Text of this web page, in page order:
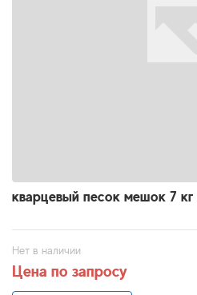
кварцевый песок мешок 7
Нет в наличии
Цена по запросу